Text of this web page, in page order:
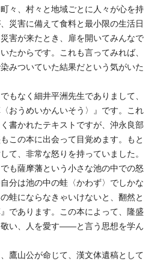
々、村々と地域ごとに人々が心を持
災害に備えて食料と最小限の生活日
害が来たとき、扉を開いてみんなで
たからです。これも言ってみれば、
みついていた結果だという気がいた
もなく細井平洲先生でありまして、
おうめいかんいそう〉』です。これ
書かれたテキストですが、沖永良部
この本に出会って目覚めます。もと
て、非常な怒りを持っていました。
も薩摩藩という小さな池の中での怒
分は池の中の蛙〈かわず〉でしかな
蛙にならなきゃいけないと、翻然と
であります。この本によって、隆盛
い、人を愛す――と言う思想を学ん
鷹山公が命じて、漢文体遺稿として